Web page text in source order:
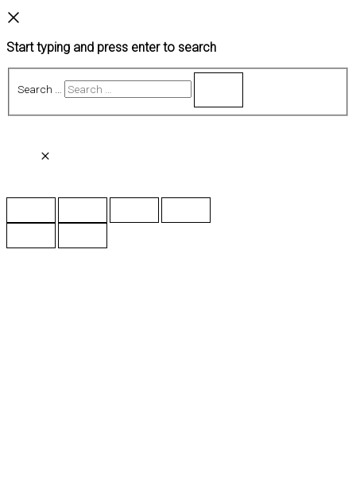
Start typing and press enter to search
Search …